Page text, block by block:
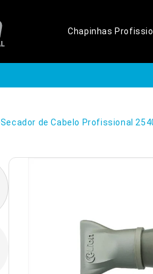
Chapinhas
Secador de Cabelo Profissional